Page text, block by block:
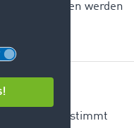
Speditionen werden
an Dritte bestimmt